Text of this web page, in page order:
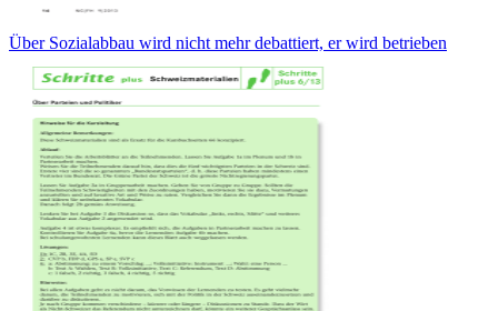
Über Sozialabbau wird nicht mehr debattiert, er wird betrieben